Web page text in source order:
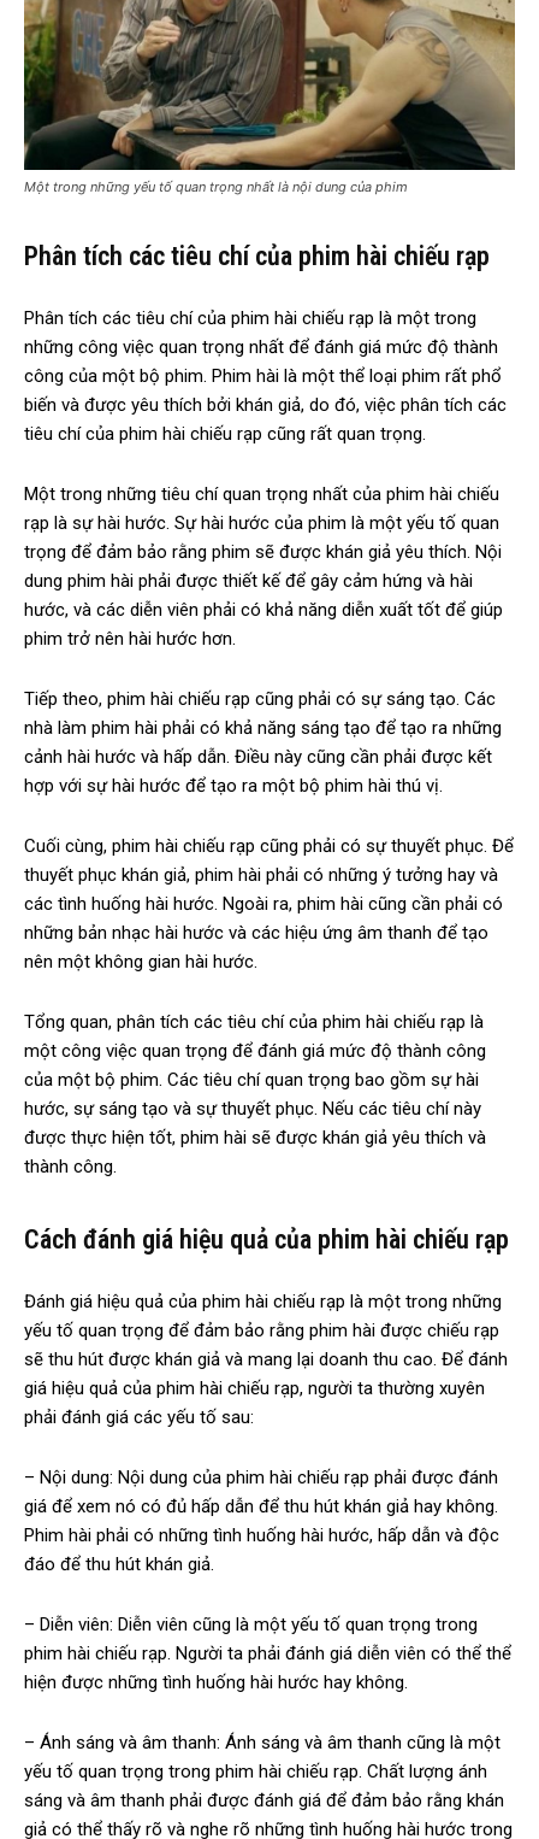
Một trong những yếu tố quan trọng nhất là nội dung của phim
Phân tích các tiêu chí của phim hài chiếu rạp
Phân tích các tiêu chí của phim hài chiếu rạp là một trong
những công việc quan trọng nhất để đánh giá mức độ thành
công của một bộ phim. Phim hài là một thể loại phim rất phổ
biến và được yêu thích bởi khán giả, do đó, việc phân tích các
tiêu chí của phim hài chiếu rạp cũng rất quan trọng.
Một trong những tiêu chí quan trọng nhất của phim hài chiếu
rạp là sự hài hước. Sự hài hước của phim là một yếu tố quan
trọng để đảm bảo rằng phim sẽ được khán giả yêu thích. Nội
dung phim hài phải được thiết kế để gây cảm hứng và hài
hước, và các diễn viên phải có khả năng diễn xuất tốt để giúp
phim trở nên hài hước hơn.
Tiếp theo, phim hài chiếu rạp cũng phải có sự sáng tạo. Các
nhà làm phim hài phải có khả năng sáng tạo để tạo ra những
cảnh hài hước và hấp dẫn. Điều này cũng cần phải được kết
hợp với sự hài hước để tạo ra một bộ phim hài thú vị.
Cuối cùng, phim hài chiếu rạp cũng phải có sự thuyết phục. Để
thuyết phục khán giả, phim hài phải có những ý tưởng hay và
các tình huống hài hước. Ngoài ra, phim hài cũng cần phải có
những bản nhạc hài hước và các hiệu ứng âm thanh để tạo
nên một không gian hài hước.
Tổng quan, phân tích các tiêu chí của phim hài chiếu rạp là
một công việc quan trọng để đánh giá mức độ thành công
của một bộ phim. Các tiêu chí quan trọng bao gồm sự hài
hước, sự sáng tạo và sự thuyết phục. Nếu các tiêu chí này
được thực hiện tốt, phim hài sẽ được khán giả yêu thích và
thành công.
Cách đánh giá hiệu quả của phim hài chiếu rạp
Đánh giá hiệu quả của phim hài chiếu rạp là một trong những
yếu tố quan trọng để đảm bảo rằng phim hài được chiếu rạp
sẽ thu hút được khán giả và mang lại doanh thu cao. Để đánh
giá hiệu quả của phim hài chiếu rạp, người ta thường xuyên
phải đánh giá các yếu tố sau:
– Nội dung: Nội dung của phim hài chiếu rạp phải được đánh
giá để xem nó có đủ hấp dẫn để thu hút khán giả hay không.
Phim hài phải có những tình huống hài hước, hấp dẫn và độc
đáo để thu hút khán giả.
– Diễn viên: Diễn viên cũng là một yếu tố quan trọng trong
phim hài chiếu rạp. Người ta phải đánh giá diễn viên có thể thể
hiện được những tình huống hài hước hay không.
– Ánh sáng và âm thanh: Ánh sáng và âm thanh cũng là một
yếu tố quan trọng trong phim hài chiếu rạp. Chất lượng ánh
sáng và âm thanh phải được đánh giá để đảm bảo rằng khán
giả có thể thấy rõ và nghe rõ những tình huống hài hước trong